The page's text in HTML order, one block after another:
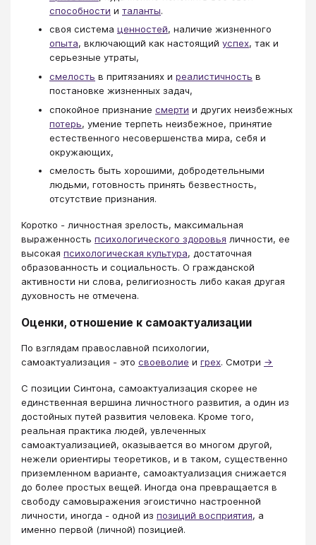
способности и таланты.
своя система ценностей, наличие жизненного
опыта, включающий как настоящий успех, так и
серьезные утраты,
смелость в притязаниях и реалистичность в
постановке жизненных задач,
спокойное признание смерти и других неизбежных
потерь, умение терпеть неизбежное, принятие
естественного несовершенства мира, себя и
окружающих,
смелость быть хорошими, добродетельными
людьми, готовность принять безвестность,
отсутствие признания.
Коротко - личностная зрелость, максимальная
выраженность психологического здоровья личности, ее
высокая психологическая культура, достаточная
образованность и социальность. О гражданской
активности ни слова, религиозность либо какая другая
духовность не отмечена.
Оценки, отношение к самоактуализации
По взглядам православной психологии,
самоактуализация - это своеволие и грех. Смотри →
С позиции Синтона, самоактуализация скорее не
единственная вершина личностного развития, а один из
достойных путей развития человека. Кроме того,
реальная практика людей, увлеченных
самоактуализацией, оказывается во многом другой,
нежели ориентиры теоретиков, и в таком, существенно
приземленном варианте, самоактуализация снижается
до более простых вещей. Иногда она превращается в
свободу самовыражения эгоистично настроенной
личности, иногда - одной из позиций восприятия, а
именно первой (личной) позицией.